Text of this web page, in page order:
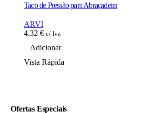
Taco de Pressão para Abraçadeira
ARVI
4.32 € c/ Iva
Adicionar
Vista Rápida
Ofertas Especiais